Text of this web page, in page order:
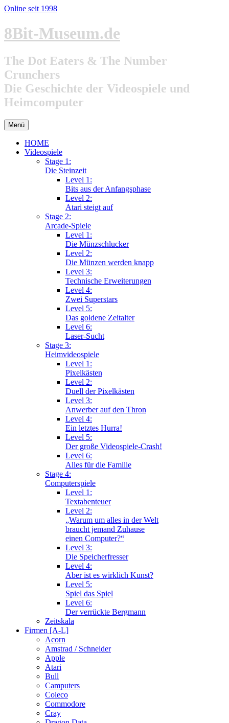
Online seit 1998
Zum
Inhalt
8Bit-Museum.de
The Dot Eaters & The Number
Crunchers
Die Geschichte der Videospiele und
Heimcomputer
Menü
HOME
Videospiele
Stage 1:
Die Steinzeit
Level 1:
Bits aus der Anfangsphase
Level 2:
Atari steigt auf
Stage 2:
Arcade-Spiele
Level 1:
Die Münzschlucker
Level 2:
Die Münzen werden knapp
Level 3:
Technische Erweiterungen
Level 4:
Zwei Superstars
Level 5:
Das goldene Zeitalter
Level 6:
Laser-Sucht
Stage 3:
Heimvideospiele
Level 1:
Pixelkästen
Level 2:
Duell der Pixelkästen
Level 3:
Anwerber auf den Thron
Level 4:
Ein letztes Hurra!
Level 5:
Der große Videospiele-Crash!
Level 6:
Alles für die Familie
Stage 4:
Computerspiele
Level 1:
Textabenteuer
Level 2:
„Warum um alles in der Welt
braucht jemand Zuhause
einen Computer?“
Level 3:
Die Speicherfresser
Level 4:
Aber ist es wirklich Kunst?
Level 5:
Spiel das Spiel
Level 6:
Der verrückte Bergmann
Zeitskala
Firmen [A-L]
Acorn
Amstrad / Schneider
Apple
Atari
Bull
Camputers
Coleco
Commodore
Cray